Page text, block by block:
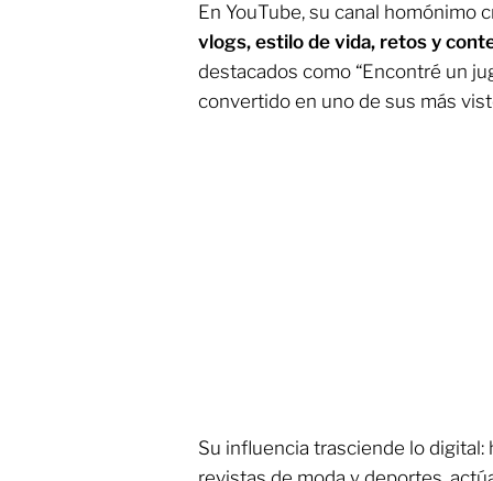
En YouTube, su canal homónimo
vlogs, estilo de vida, retos y
destacados como “Encontré un
convertido en uno de sus más
Su influencia trasciende lo